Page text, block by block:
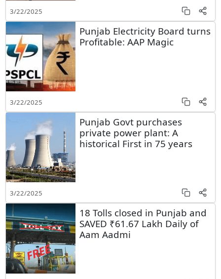
3/22/2025
Punjab Electricity Board turns
Profitable: AAP Magic
3/22/2025
Punjab Govt purchases
private power plant: A
historical First in 75 years
3/22/2025
18 Tolls closed in Punjab and
SAVED ₹61.67 Lakh Daily of
Aam Aadmi